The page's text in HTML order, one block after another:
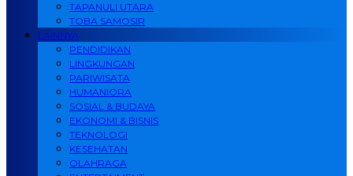
TAPANULI UTARA
TOBA SAMOSIR
LAINNYA
PENDIDIKAN
LINGKUNGAN
PARIWISATA
HUMANIORA
SOSIAL & BUDAYA
EKONOMI & BISNIS
TEKNOLOGI
KESEHATAN
OLAHRAGA